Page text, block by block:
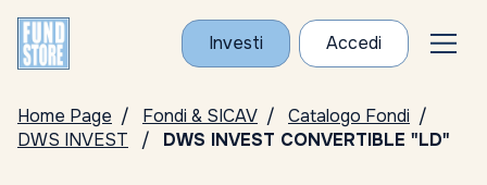
Investi Accedi
Home Page Fondi & SICAV
Catalogo Fondi
DWS INVEST
DWS INVEST CONVERTIBLE "LD"